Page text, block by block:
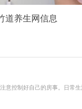
道养生网信息
控制好自己的房事。日常